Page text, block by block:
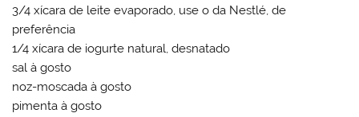
3/4 xícara de leite evaporado, use o da Nestlé, de
preferência
1/4 xícara de iogurte natural, desnatado
sal à gosto
noz-moscada à gosto
pimenta à gosto